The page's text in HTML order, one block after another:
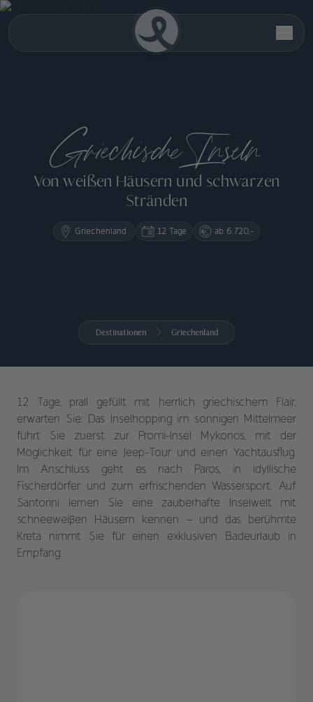
Griechische Inseln
Von weißen Häusern und schwarzen
Stränden
Griechenland 12 Tage ab 6.720,-
Destinationen Griechenland
12 Tage, prall gefüllt mit herrlich griechischem Flair,
erwarten Sie: Das Inselhopping im sonnigen Mittelmeer
führt Sie zuerst zur Promi-Insel Mykonos, mit der
Möglichkeit für eine Jeep-Tour und einen Yachtausflug.
Im Anschluss geht es nach Paros, in idyllische
Fischerdörfer und zum erfrischenden Wassersport. Auf
Santorini lernen Sie eine zauberhafte Inselwelt mit
schneeweißen Häusern kennen – und das berühmte
Kreta nimmt Sie für einen exklusiven Badeurlaub in
Empfang.